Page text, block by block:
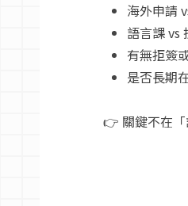
海外申請
語言課 vs
有無拒簽
是否長期
👉 關鍵不在「